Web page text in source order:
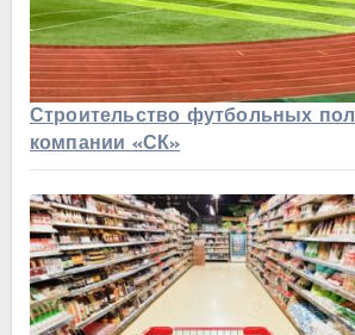
Строительство футбольных
компании «СК»